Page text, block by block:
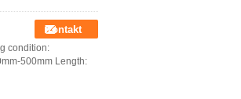
Kontakt
condition:
500mm Length: